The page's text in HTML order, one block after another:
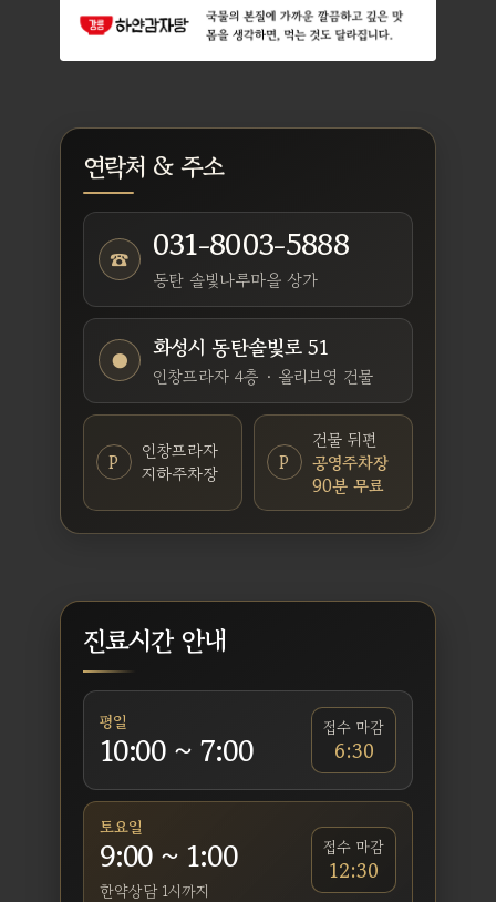
연락처 & 주소
☎ 031-8003-5888
동탄 솔빛나루마을 상가
● 화성시 동탄솔빛로 51
인창프라자 4층 · 올리브영 건물
P
인창프라자
지하주차장
P
건물 뒤편
공영주차장
90분 무료
진료시간 안내
평일
10:00 ~ 7:00
접수 마감
6:30
토요일
9:00 ~ 1:00
한약상담 1시까지
접수 마감
12:30